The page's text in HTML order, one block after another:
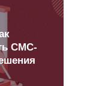
СМС-